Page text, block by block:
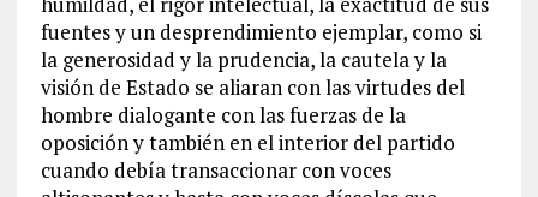
fuentes y un desprendimiento ejemplar, como si
la generosidad y la prudencia, la cautela y la
visión de Estado se aliaran con las virtudes del
hombre dialogante con las fuerzas de la
oposición y también en el interior del partido
cuando debía transaccionar con voces